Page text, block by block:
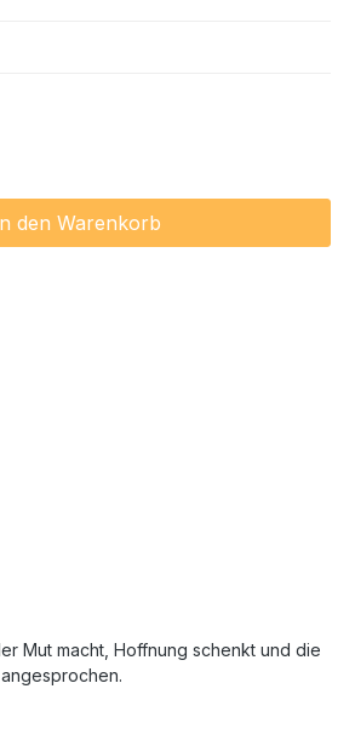
Wert ein oder
den Warenkorb
Mut macht, Hoffnung schenkt und die